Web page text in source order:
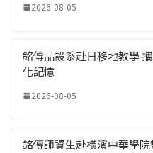
2026-08-05
銘傳品設系赴日移地教學
化記憶
2026-08-05
銘傳師資生赴橫濱中華學